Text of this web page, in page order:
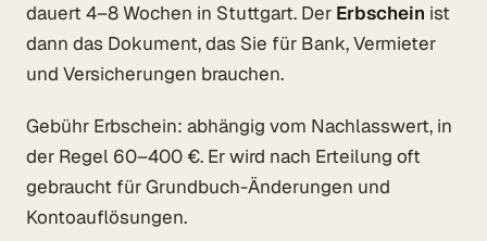
dauert 4–8 Wochen in Stuttgart. Der Erbschein ist
dann das Dokument, das Sie für Bank, Vermieter
und Versicherungen brauchen.
Gebühr Erbschein: abhängig vom Nachlasswert, in
der Regel 60–400 €. Er wird nach Erteilung oft
gebraucht für Grundbuch-Änderungen und
Kontoauflösungen.